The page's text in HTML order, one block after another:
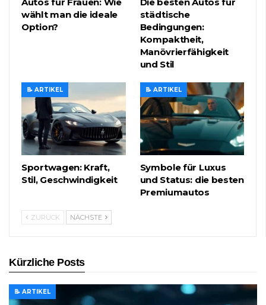
wählt man die ideale
Option?
städtische
Bedingungen:
Kompaktheit,
Manövrierfähigkeit
und Stil
📝 ARTIKEL
Sportwagen: Kraft,
Stil, Geschwindigkeit
📝 ARTIKEL
Symbole für Luxus
und Status: die besten
Premiumautos
ZURÜCK NÄCHSTE
Kürzliche Posts
📝 ARTIKEL